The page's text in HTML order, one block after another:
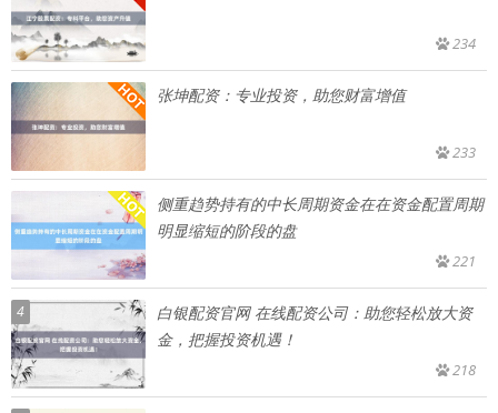
234
张坤配资：专业投资，助您财富增值
233
侧重趋势持有的中长周期资金在在资金配置周期
明显缩短的阶段的盘
221
4
白银配资官网 在线配资公司：助您轻松放大资
金，把握投资机遇！
218